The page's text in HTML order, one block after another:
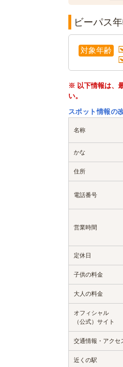
ビーパス
対象年齢
※ 以下情報は、
い。
スポット情報の
名称
かな
住所
電話番号
営業時間
定休日
子供の料金
大人の料金
オフィシャル
（公式）サイト
交通情報・アクセ
近くの駅